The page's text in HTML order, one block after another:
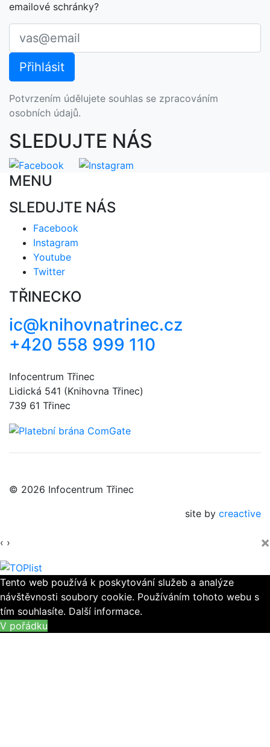
emailové schránky?
Potvrzením údělujete souhlas se zpracováním
osobních údajů.
SLEDUJTE NÁS
MENU
SLEDUJTE NÁS
Facebook
Instagram
Youtube
Twitter
TŘINECKO
ic@knihovnatrinec.cz
+420 558 999 110
Infocentrum Třinec
Lidická 541 (Knihovna Třinec)
739 61 Třinec
© 2026 Infocentrum Třinec
site by creactive
‹ › ×
Tento web používá k poskytování služeb a analýze
návštěvnosti soubory cookie. Používáním tohoto webu s
tím souhlasíte. Další informace.
V pořádku